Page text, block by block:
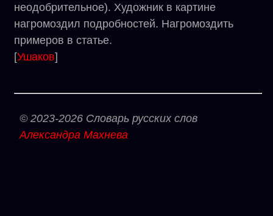
неодобрительное). Художник в картине
нагромоздил подробностей. Нагромоздить
примеров в статье.
[Ушаков]
© 2023-2026 Словарь русских слов
Александра Махнева